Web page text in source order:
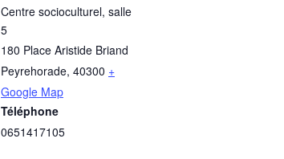
Centre socioculturel, salle
5
180 Place Aristide Briand
Peyrehorade, 40300 +
Google Map
Téléphone
0651417105